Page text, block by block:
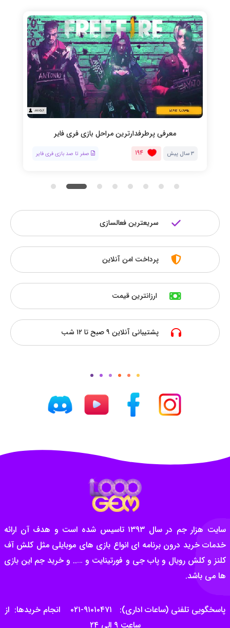
معرفی پرطرفدارترین مراحل بازی فری فایر
3 سال پیش 194 صفر تا صد بازی فری فایر
سریعترین فعالسازی
پرداخت امن آنلاین
ارزانترین قیمت
پشتیبانی آنلاین ۹ صبح تا ۱۲ شب
سایت هزار جم در سال ۱۳۹۳ تاسیس شده است و هدف آن ارائه
خدمات خرید درون برنامه ای انواع بازی های موبایلی مثل کلش آف
کلنز و کلش رویال و پاب جی و فورتینایت و ….. و خرید جم این بازی
ها می باشد.
پاسخگویی تلفنی (ساعات اداری): ۹۱۰۱۰۴۷۱-۰۲۱ انجام خریدها: از
ساعت ۹ الی ۲۴